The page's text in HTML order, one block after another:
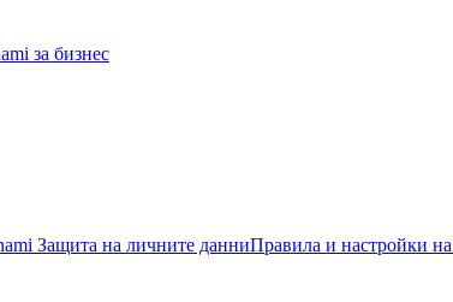
за бизнес
Защита на личните данниПравила и настройки